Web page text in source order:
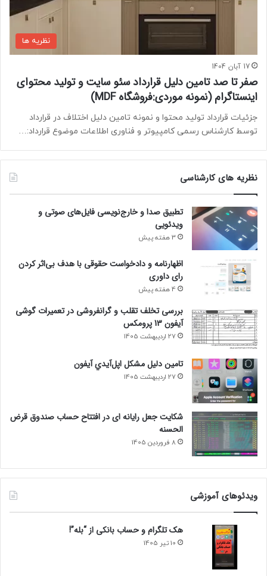
نظریه ها
17 آبان 1404
صفر تا صد تامين دليل قرارداد سئو سایت و توليد محتوای
اینستاگرام (نمونه موردی:فروشگاه MDF)
جزئیات قرارداد تولید محتوا و نمونه تامین دلیل اختلاف در قرارداد
توسط کارشناس رسمی کامپیوتر و فناوری اطلاعات موضوع قرارداد:…
نظریه های کارشناسی
تطبیق صدا و خارج‌نویسی فایل‌های صوتی و
ویدئویی
3 هفته پیش
اظهارنامه و دادخواست حقوقی با هدف بی‌اثر کردن
رای داوری
4 هفته پیش
بررسی تخلف تقلب و گرانفروشی در تعمیرات گوشی
آیفون 13 پرومکس
27 اردیبهشت 1405
تامين دليل مشکل اپل‌آيدي آيفون
27 اردیبهشت 1405
شکایت جعل رایانه ای در افتتاح حساب صندوق قرض
الحسنه
8 فروردین 1405
ویدئوهای آموزشی
هک تلگرام و حساب بانکی از “بله”!
10 تیر 1405